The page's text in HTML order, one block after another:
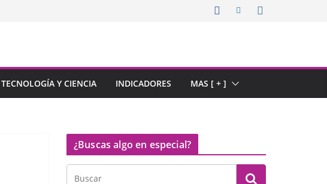
TECNOLOGÍA Y CIENCIA INDICADORES MAS [ + ]
¿Buscas algo en especial?